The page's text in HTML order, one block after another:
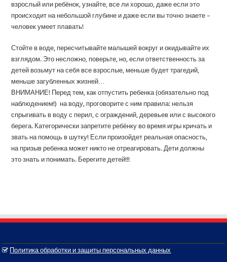
взрослый или ребёнок, узнайте, все ли хорошо, даже если это
происходит на небольшой глубине и даже если вы точно знаете –
человек умеет плавать!
Стойте в воде, пересчитывайте малышей вокруг и окидывайте их
взглядом. Это несложно, поверьте, но, если ответственность за
детей возьмут на себя все взрослые, меньше будет трагедий,
меньше загубленных жизней…
ВНИМАНИЕ! Перед тем, как отпустить ребенка (обязательно под
наблюдением!) на воду, проговорите с ним правила: нельзя
спрыгивать в воду с перил, с ограждений, деревьев или с высокого
берега. Категорически запретите ребёнку во время игры кричать и
звать на помощь в шутку! Если произойдет реальная опасность,
на призыв ребенка может никто не отреагировать. Дети должны
это знать и понимать. Берегите детей!!!
Политика обработки и защиты персональных данных